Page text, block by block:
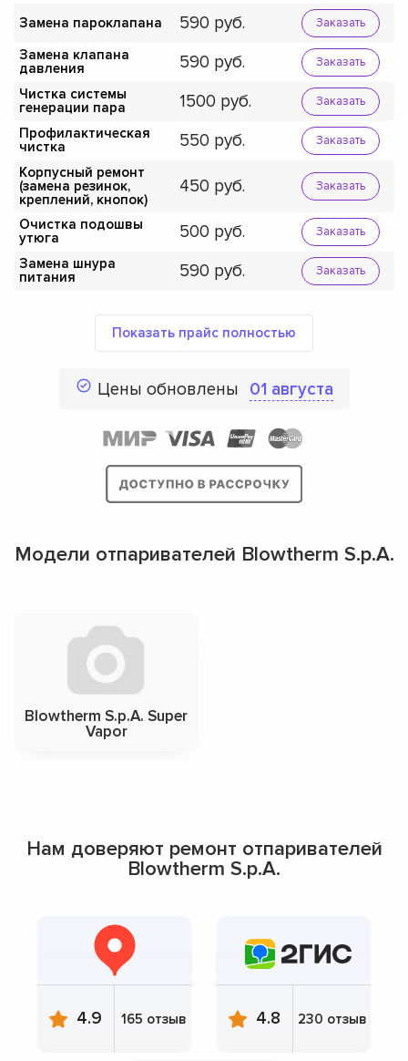
Замена пароклапана 590 Заказать
Замена клапана
давления
590 Заказать
Чистка системы
генерации пара
1500 Заказать
Профилактическая
чистка
550 Заказать
Корпусный ремонт
(замена резинок,
креплений, кнопок)
450 Заказать
Очистка подошвы
утюга
500 Заказать
Замена шнура
питания
590 Заказать
Показать прайс полностью
Цены обновлены 01 августа
Модели отпаривателей Blowtherm S.p.A.
Blowtherm S.p.A. Super
Vapor
Нам доверяют ремонт отпаривателей
Blowtherm S.p.A.
4.9 165 отзыв 4.8 230 отзыв